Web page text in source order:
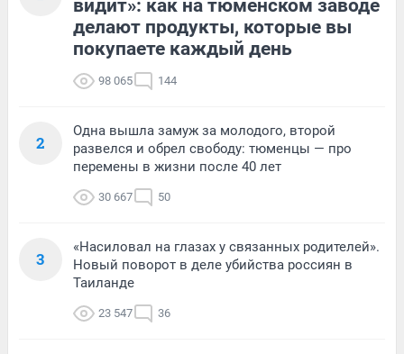
видит»: как на тюменском заводе
делают продукты, которые вы
покупаете каждый день
98 065 144
2
Одна вышла замуж за молодого, второй
развелся и обрел свободу: тюменцы — про
перемены в жизни после 40 лет
30 667 50
3
«Насиловал на глазах у связанных родителей».
Новый поворот в деле убийства россиян в
Таиланде
23 547 36